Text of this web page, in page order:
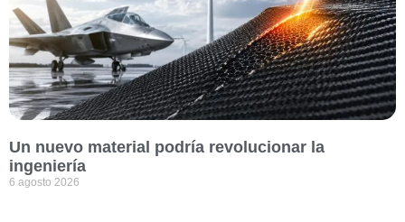
Un nuevo material podría revolucionar la
ingeniería
6 agosto 2026